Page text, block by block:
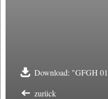
Download: "GFGH
zurück